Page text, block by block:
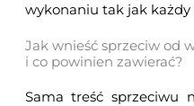
wykonaniu tak jak każdy
Jak wnieść sprzeciw od
i co powinien zawierać?
Sama treść sprzeciwu